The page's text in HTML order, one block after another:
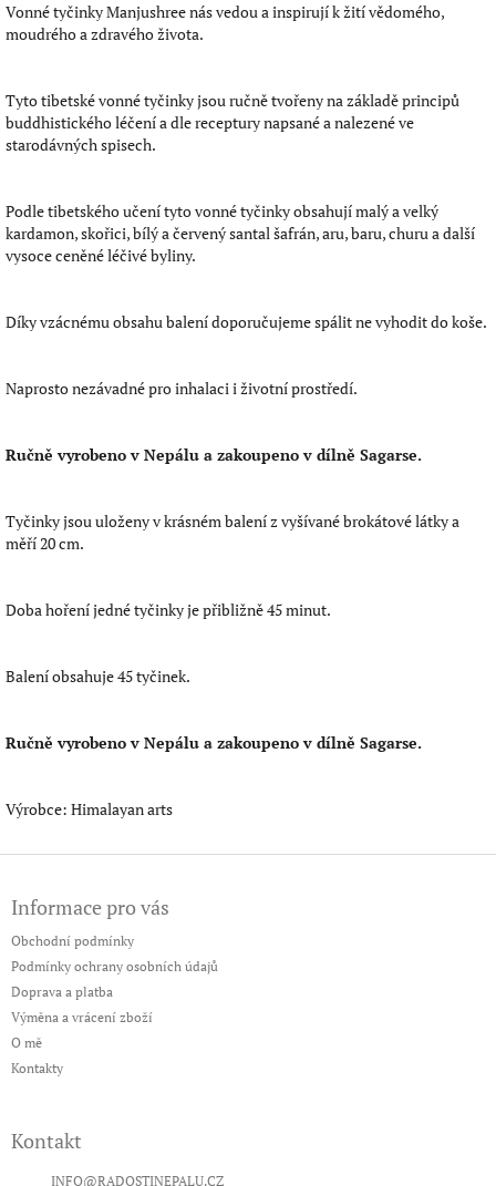
Vonné tyčinky Manjushree nás vedou a inspirují k žití vědomého,
moudrého a zdravého života.
Tyto tibetské vonné tyčinky jsou ručně tvořeny na základě principů
buddhistického léčení a dle receptury napsané a nalezené ve
starodávných spisech.
Podle tibetského učení tyto vonné tyčinky obsahují malý a velký
kardamon, skořici, bílý a červený santal šafrán, aru, baru, churu a další
vysoce ceněné léčivé byliny.
Díky vzácnému obsahu balení doporučujeme spálit ne vyhodit do koše.
Naprosto nezávadné pro inhalaci i životní prostředí.
Ručně vyrobeno v Nepálu a zakoupeno v dílně Sagarse.
Tyčinky jsou uloženy v krásném balení z vyšívané brokátové látky a
měří 20 cm.
Doba hoření jedné tyčinky je přibližně 45 minut.
Balení obsahuje 45 tyčinek.
Ručně vyrobeno v Nepálu a zakoupeno v dílně Sagarse.
Výrobce: Himalayan arts
Informace pro vás
Obchodní podmínky
Podmínky ochrany osobních údajů
Doprava a platba
Výměna a vrácení zboží
O mě
Kontakty
Kontakt
INFO@RADOSTINEPALU.CZ